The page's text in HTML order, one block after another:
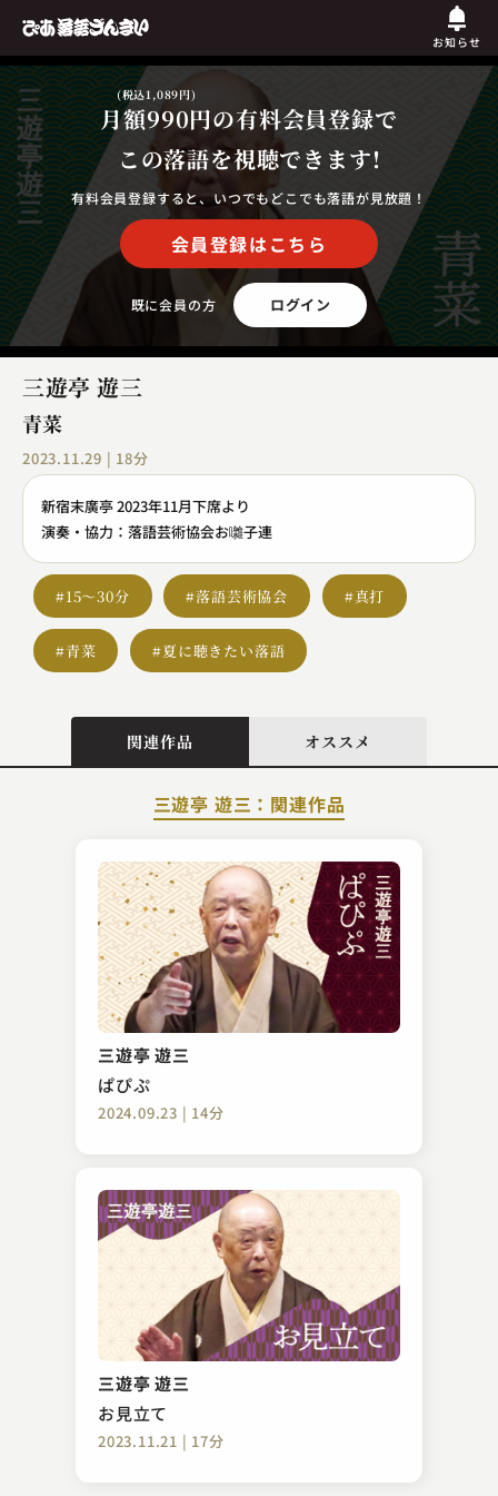
お知らせ
月額990円
(税込1,089円)
の有料会員登録で
この落語を視聴できます!
有料会員登録すると、いつでもどこでも落語が見放題！
会員登録はこちら
既に会員の方 ログイン
三遊亭 遊三
青菜
2023.11.29 | 18分
新宿末廣亭 2023年11月下席より
演奏・協力：落語芸術協会お囃子連
#15～30分 #落語芸術協会 #真打
#青菜 #夏に聴きたい落語
関連作品 オススメ
三遊亭 遊三：関連作品
三遊亭 遊三
ぱぴぷ
2024.09.23 | 14分
三遊亭 遊三
お見立て
2023.11.21 | 17分
古今亭 菊千代
権助魚
2024.04.02 | 15分
柳家 喬之助
子ほめ
2024.08.26 | 15分